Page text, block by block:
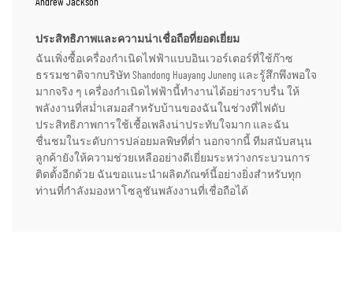
Andrew Jackson
ประสิทธิภาพและความน่าเชื่อถือที่ยอดเยี่ยม
ฉันเพิ่งซื้อเครื่องกำเนิดไฟฟ้าแบบอินเวอร์เตอร์ที่ใช้ก๊าซ
ธรรมชาติจากบริษัท Shandong Huayang Juneng และรู้สึกพึงพอใจ
มากจริง ๆ เครื่องกำเนิดไฟฟ้านี้ทำงานได้อย่างราบรื่น ให้
พลังงานที่สม่ำเสมอสำหรับบ้านของฉันในช่วงที่ไฟดับ
ประสิทธิภาพการใช้เชื้อเพลิงน่าประทับใจมาก และฉัน
ชื่นชมในระดับการปล่อยมลพิษที่ต่ำ นอกจากนี้ ทีมสนับสนุน
ลูกค้ายังให้ความช่วยเหลืออย่างดีเยี่ยมระหว่างกระบวนการ
ติดตั้งอีกด้วย ฉันขอแนะนำผลิตภัณฑ์นี้อย่างยิ่งสำหรับทุก
ท่านที่กำลังมองหาโซลูชันพลังงานที่เชื่อถือได้